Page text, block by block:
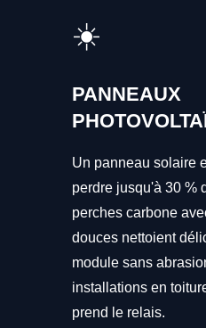
☀️
PANNEAUX
Un panneau solaire
perdre jusqu'à 30 %
perches carbone
douces nettoient
module sans
installations en
prend le relais.